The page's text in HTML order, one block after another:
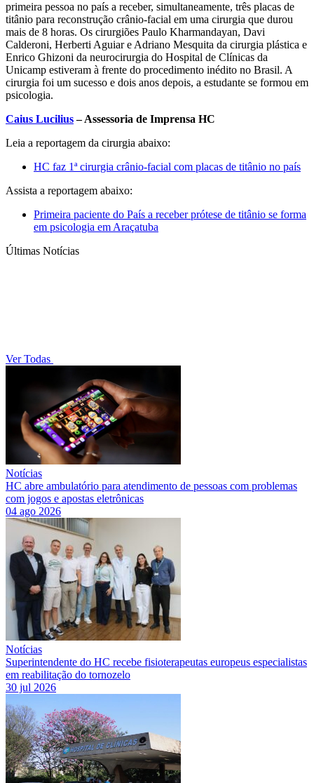
primeira pessoa no país a receber, simultaneamente, três placas de
titânio para reconstrução crânio-facial em uma cirurgia que durou
mais de 8 horas. Os cirurgiões Paulo Kharmandayan, Davi
Calderoni, Herberti Aguiar e Adriano Mesquita da cirurgia plástica e
Enrico Ghizoni da neurocirurgia do Hospital de Clínicas da
Unicamp estiveram à frente do procedimento inédito no Brasil. A
cirurgia foi um sucesso e dois anos depois, a estudante se formou em
psicologia.
Caius Lucilius– Assessoria de Imprensa HC
Leia a reportagem da cirurgia abaixo:
HC faz 1ª cirurgia crânio-facial com placas de titânio no país
Assista a reportagem abaixo:
Primeira paciente do País a receber prótese de titânio se forma
em psicologia em Araçatuba
Últimas Notícias
Ver Todas
Notícias
HC abre ambulatório para atendimento de pessoas com problemas
com jogos e apostas eletrônicas
04 ago 2026
Notícias
Superintendente do HC recebe fisioterapeutas europeus especialistas
em reabilitação do tornozelo
30 jul 2026